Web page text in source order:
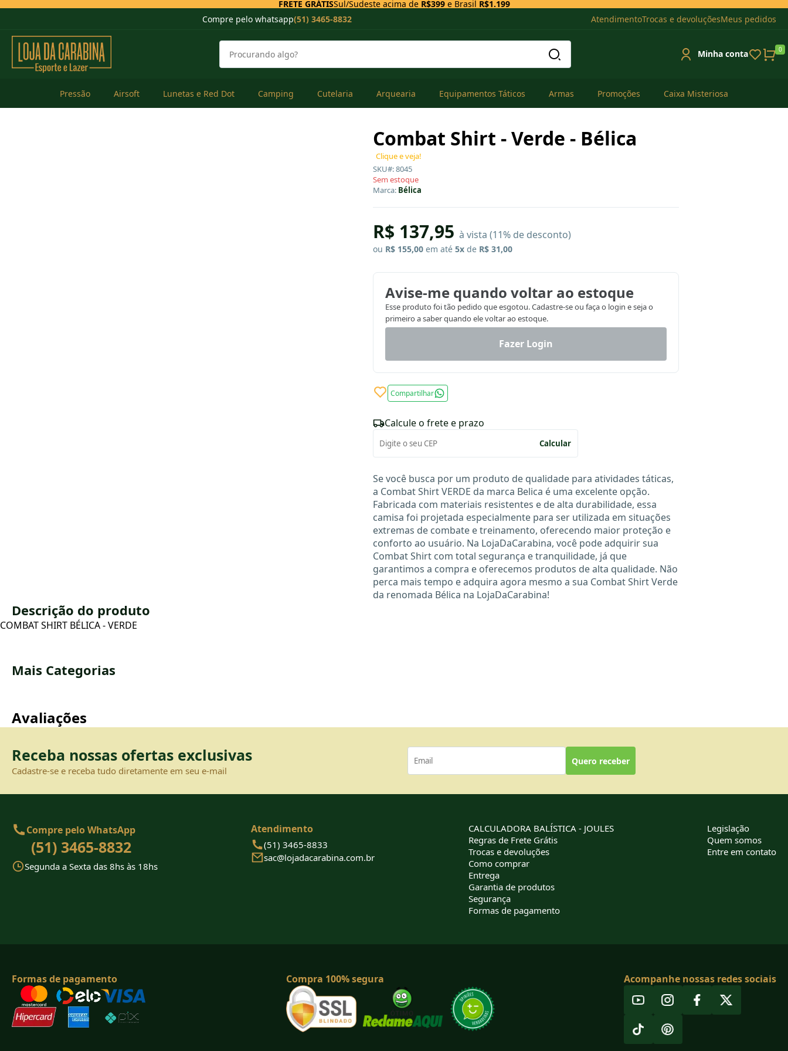
FRETE GRÁTISSul/Sudeste acima de R$399e Brasil R$1.199
Compre pelo whatsapp(51) 3465-8832 AtendimentoTrocas e devoluçõesMeus pedidos
Minha conta 0
Pressão Airsoft Lunetas e Red Dot Camping Cutelaria Arquearia Equipamentos Táticos Armas Promoções Caixa Misteriosa
Combat Shirt - Verde - Bélica
Clique e veja!
SKU#: 8045
Sem estoque
Marca: Bélica
R$ 137,95 à vista (11% de desconto)
ou R$ 155,00 em até 5x de R$ 31,00
Avise-me quando voltar ao estoque
Esse produto foi tão pedido que esgotou. Cadastre-se ou faça o login e seja o
primeiro a saber quando ele voltar ao estoque.
Fazer Login
Compartilhar
Calcule o frete e prazo
Calcular
Se você busca por um produto de qualidade para atividades táticas,
a Combat Shirt VERDE da marca Belica é uma excelente opção.
Fabricada com materiais resistentes e de alta durabilidade, essa
camisa foi projetada especialmente para ser utilizada em situações
extremas de combate e treinamento, oferecendo maior proteção e
conforto ao usuário. Na LojaDaCarabina, você pode adquirir sua
Combat Shirt com total segurança e tranquilidade, já que
garantimos a compra e oferecemos produtos de alta qualidade. Não
perca mais tempo e adquira agora mesmo a sua Combat Shirt Verde
da renomada Bélica na LojaDaCarabina!
Descrição do produto
COMBAT SHIRT BÉLICA - VERDE
Mais Categorias
Avaliações
Receba nossas ofertas exclusivas
Cadastre-se e receba tudo diretamente em seu e-mail
Quero receber
Compre pelo WhatsApp
(51) 3465-8832
Segunda a Sexta das 8hs às 18hs
Atendimento
(51) 3465-8833
sac@lojadacarabina.com.br
CALCULADORA BALÍSTICA - JOULES
Regras de Frete Grátis
Trocas e devoluções
Como comprar
Entrega
Garantia de produtos
Segurança
Formas de pagamento
Legislação
Quem somos
Entre em contato
Formas de pagamento Compra 100% segura Acompanhe nossas redes sociais
X